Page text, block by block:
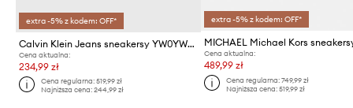
extra -5% z kodem: OFF*
Calvin Klein Jeans sneakersy YW0YW00840 RUNNER SOCK LACEUP NY-LTH W
Cena aktualna:
234,99 zł
Cena regularna:519,99 zł
Najniższa cena:244,99 zł
extra -5% z kodem: OFF*
Cena aktualna:
489,99 zł
Cena regularna: 749,99 zł
Najniższa cena: 519,99 zł